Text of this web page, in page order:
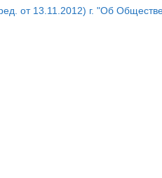
от 13.11.2012) г. "Об